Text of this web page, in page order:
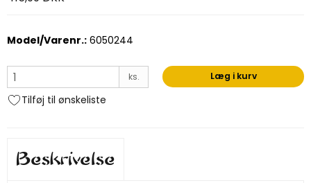
Model/Varenr.: 6050244
ks. Læg i kurv
Tilføj til ønskeliste
Beskrivelse